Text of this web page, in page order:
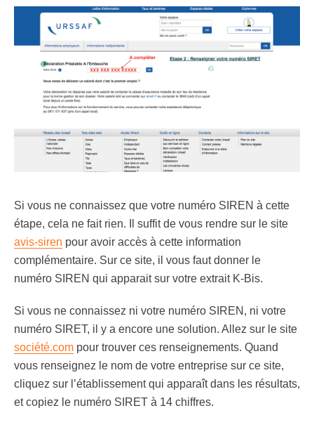
Si vous ne connaissez que votre numéro SIREN à cette
étape, cela ne fait rien. Il suffit de vous rendre sur le site
avis-siren pour avoir accès à cette information
complémentaire. Sur ce site, il vous faut donner le
numéro SIREN qui apparait sur votre extrait K-Bis.
Si vous ne connaissez ni votre numéro SIREN, ni votre
numéro SIRET, il y a encore une solution. Allez sur le site
société.com pour trouver ces renseignements. Quand
vous renseignez le nom de votre entreprise sur ce site,
cliquez sur l’établissement qui apparaît dans les résultats,
et copiez le numéro SIRET à 14 chiffres.